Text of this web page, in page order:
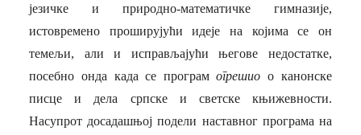
језичке и природно-математичке гимназије,
истовремено проширујући идеје на којима се он
темељи, али и исправљајући његове недостатке,
посебно онда када се програмогрешиоо канонске
писце и дела српске и светске књижевности.
Насупрот досадашњој подели наставног програма на